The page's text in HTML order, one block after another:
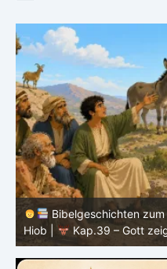
Bibelgeschichten
Hiob |
Kap.38 – Gott